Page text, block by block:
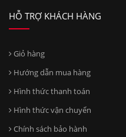
HỖ TRỢ KHÁCH HÀNG
Giỏ hàng
Hướng dẫn mua hàng
Hình thức thanh toán
Hình thức vận chuyển
Chính sách bảo hành